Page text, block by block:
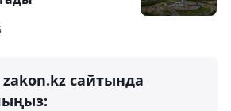
сайтында